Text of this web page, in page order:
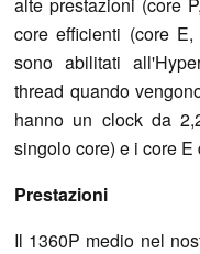
core efficienti (core
sono abilitati
thread quando
hanno un clock da
singolo core) e i core E
Prestazioni
Il 1360P medio nel